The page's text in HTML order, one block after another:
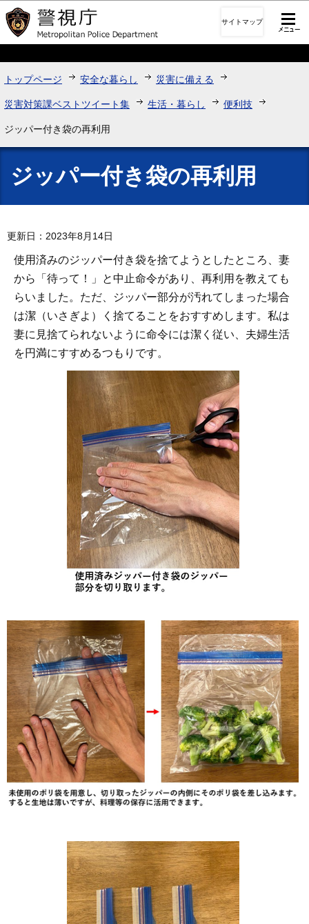
このページの本文へ移動
サイトマップ
トップページ 安全な暮らし 災害に備える
災害対策課ベストツイート集 生活・暮らし 便利技
ジッパー付き袋の再利用
ジッパー付き袋の再利用
更新日：2023年8月14日
使用済みのジッパー付き袋を捨てようとしたところ、妻
から「待って！」と中止命令があり、再利用を教えても
らいました。ただ、ジッパー部分が汚れてしまった場合
は潔（いさぎよ）く捨てることをおすすめします。私は
妻に見捨てられないように命令には潔く従い、夫婦生活
を円満にすすめるつもりです。